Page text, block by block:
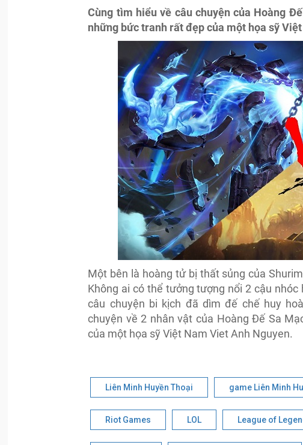
Cùng tìm hiểu về câu chuyện của Hoàng
những bức tranh rất đẹp của một họa sỹ
Một bên là hoàng tử bị thất sủng của
Không ai có thể tưởng tượng nổi 2 cậu
câu chuyện bi kịch đã dìm đế chế huy
chuyện về 2 nhân vật của Hoàng Đế Sa
của một họa sỹ Việt Nam Viet Anh Nguyen.
Liên Minh Huyền Thoại game Liên Minh
Riot Games LOL League of